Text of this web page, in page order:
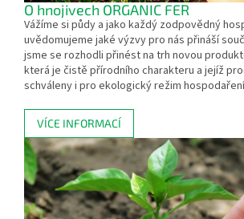
O hnojivech ORGANIC FER
Vážíme si půdy a jako každý zodpovědný
uvědomujeme jaké výzvy pro nás přináší
jsme se rozhodli přinést na trh novou
která je čistě přírodního charakteru a jejíž
schváleny i pro ekologický režim
VÍCE INFORMACÍ